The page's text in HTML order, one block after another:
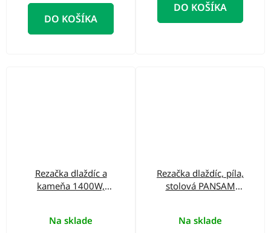
DO KOŠÍKA
DO KOŠÍKA
Rezačka dlaždíc a
kameňa 1400W,
Na sklade
Rezačka dlaždíc, píla,
stolová PANSAM
Na sklade